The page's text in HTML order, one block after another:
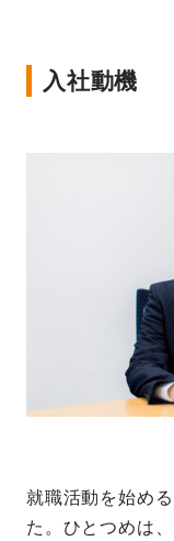
入社動機
就職活動を始め
た。ひとつめは